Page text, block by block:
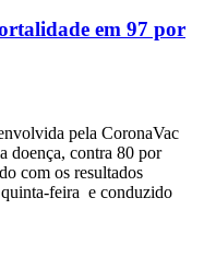
em 97 por
pela CoronaVac
doença, contra 80 por
com os resultados
feira e conduzido